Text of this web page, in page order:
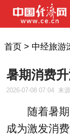
首页> 中经旅游
暑期消费
2026-07-08 07:04 来
随着暑
成为激发消